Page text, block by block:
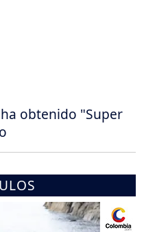
obtenido "Super